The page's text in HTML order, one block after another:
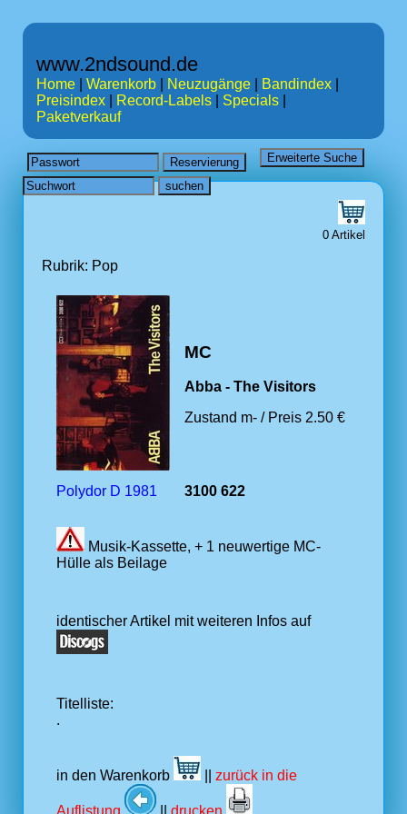
www.2ndsound.de
Home Warenkorb Neuzugänge Bandindex
Preisindex
Record-Labels Specials
Paketverkauf
0 Artikel
Rubrik: Pop
MC
Abba - The Visitors
Zustand m- / Preis 2.50 €
Polydor D 1981 3100 622
Musik-Kassette, + 1 neuwertige MC-
Hülle als Beilage
identischer Artikel mit weiteren Infos auf
Titelliste:
.
in den Warenkorb zurück in die
Auflistung drucken